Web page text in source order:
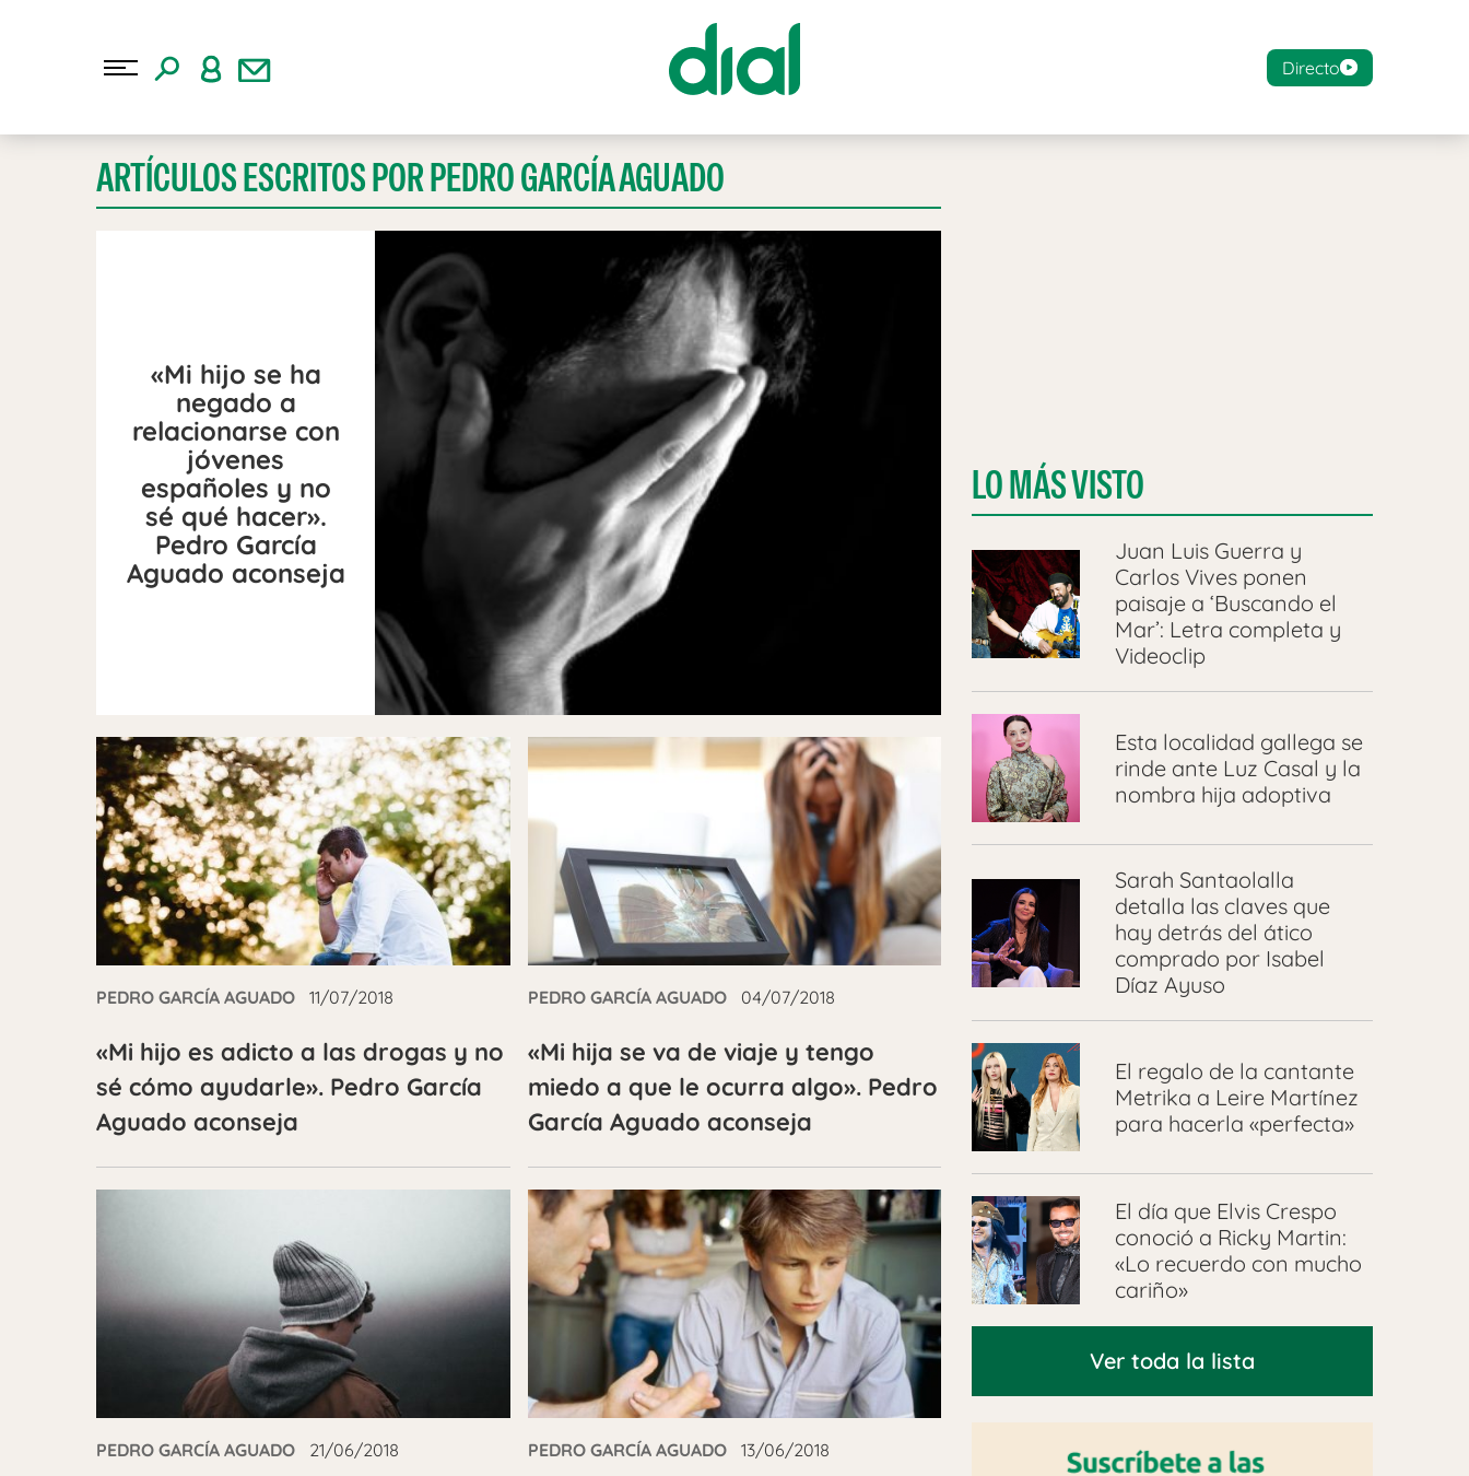
Directo
ARTÍCULOS ESCRITOS POR PEDRO GARCÍA AGUADO
«Mi hijo se ha
negado a
relacionarse con
jóvenes
españoles y no
sé qué hacer».
Pedro García
Aguado aconseja
PEDRO GARCÍA AGUADO 11/07/2018
«Mi hijo es adicto a las drogas y no
sé cómo ayudarle». Pedro García
Aguado aconseja
PEDRO GARCÍA AGUADO 04/07/2018
«Mi hija se va de viaje y tengo
miedo a que le ocurra algo». Pedro
García Aguado aconseja
PEDRO GARCÍA AGUADO 21/06/2018 PEDRO GARCÍA AGUADO 13/06/2018
LO MÁS VISTO
Juan Luis Guerra y
Carlos Vives ponen
paisaje a ‘Buscando el
Mar’: Letra completa y
Videoclip
Esta localidad gallega se
rinde ante Luz Casal y la
nombra hija adoptiva
Sarah Santaolalla
detalla las claves que
hay detrás del ático
comprado por Isabel
Díaz Ayuso
El regalo de la cantante
Metrika a Leire Martínez
para hacerla «perfecta»
El día que Elvis Crespo
conoció a Ricky Martin:
«Lo recuerdo con mucho
cariño»
Ver toda la lista